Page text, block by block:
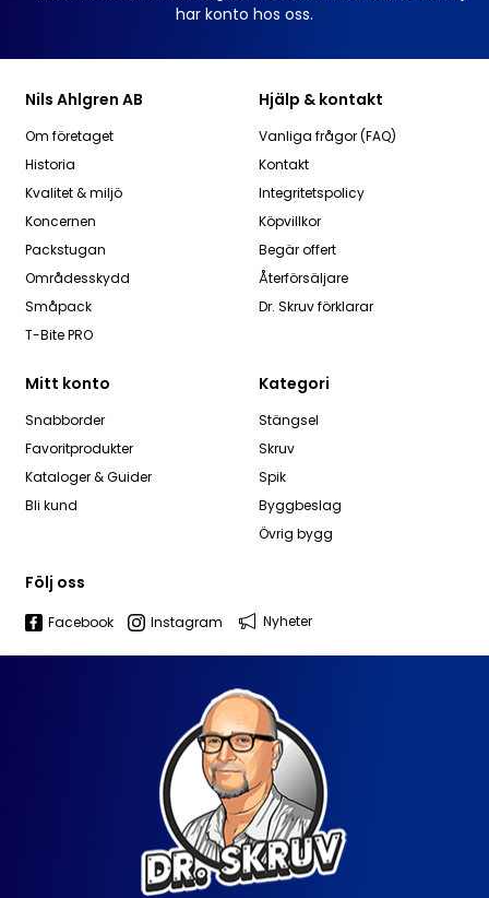
har konto hos oss.
Nils Ahlgren AB
Om företaget
Historia
Kvalitet & miljö
Koncernen
Packstugan
Områdesskydd
Småpack
T-Bite PRO
Hjälp & kontakt
Vanliga frågor (FAQ)
Kontakt
Integritetspolicy
Köpvillkor
Begär offert
Återförsäljare
Dr. Skruv förklarar
Mitt konto
Snabborder
Favoritprodukter
Kataloger & Guider
Bli kund
Följ oss
Facebook Instagram Nyheter
Kategori
Stängsel
Skruv
Spik
Byggbeslag
Övrig bygg